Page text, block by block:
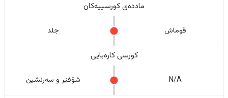
ماددەی کورسییەکان
قوماش جلد
کورسی کارەبایی
N/A شۆفێر و سەرنشین